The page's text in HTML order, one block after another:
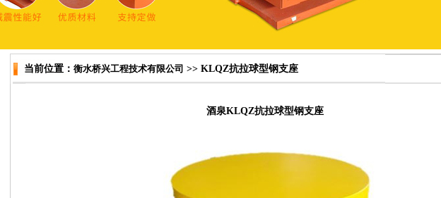
当前位置： 衡水桥兴工程技术有限公司 >> KLQZ抗拉球型钢支座
酒泉KLQZ抗拉球型钢支座